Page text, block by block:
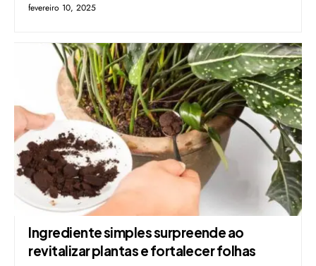
fevereiro 10, 2025
Ingrediente simples surpreende ao
revitalizar plantas e fortalecer folhas